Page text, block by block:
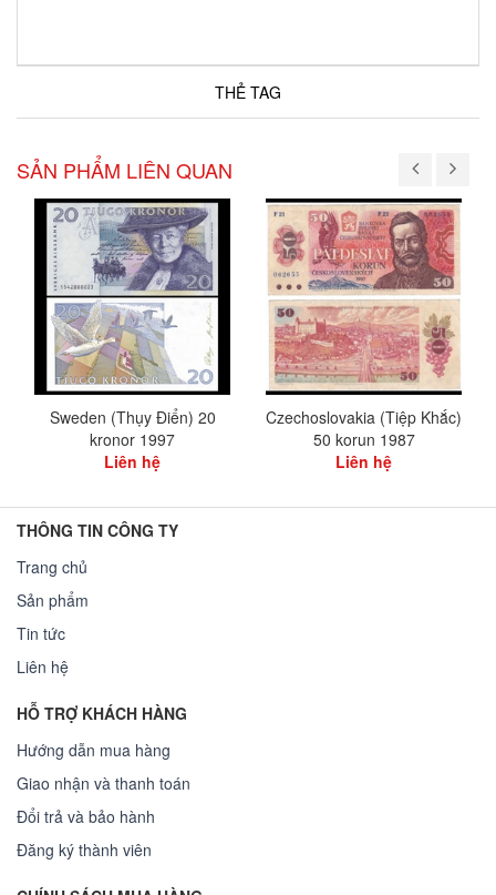
THẺ TAG
SẢN PHẨM LIÊN QUAN
Sweden (Thụy Điển) 20
kronor 1997
Liên hệ
Czechoslovakia (Tiệp Khắc)
50 korun 1987
Liên hệ
THÔNG TIN CÔNG TY
Trang chủ
Sản phẩm
Tin tức
Liên hệ
HỖ TRỢ KHÁCH HÀNG
Hướng dẫn mua hàng
Giao nhận và thanh toán
Đổi trả và bảo hành
Đăng ký thành viên